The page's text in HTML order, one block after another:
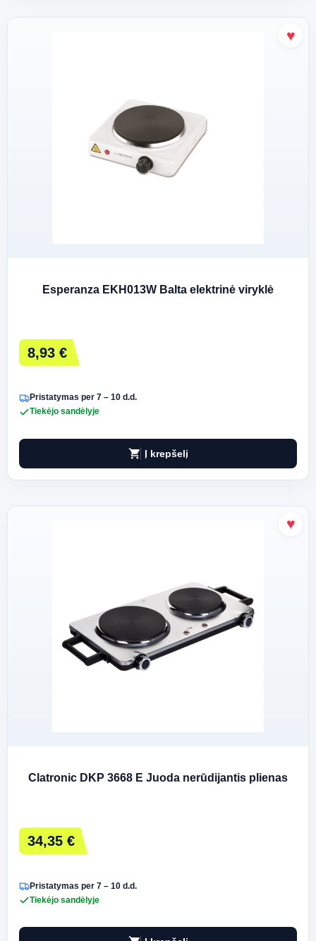
Esperanza EKH013W Balta elektrinė viryklė
8,93 €
Pristatymas per 7 – 10 d.d.
Tiekėjo sandėlyje
shopping_cart Į krepšelį
Clatronic DKP 3668 E Juoda nerūdijantis plienas
34,35 €
Pristatymas per 7 – 10 d.d.
Tiekėjo sandėlyje